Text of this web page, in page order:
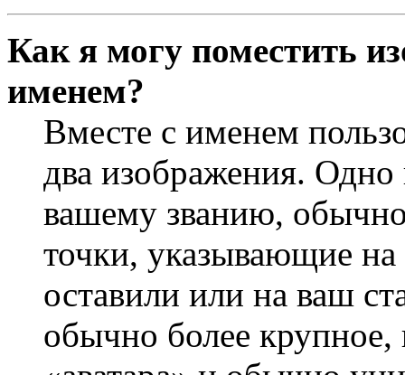
Как я могу поместить
именем?
Вместе с именем
два изображения.
вашему званию, обычно
точки, указывающие
оставили или на ваш
обычно более крупное,